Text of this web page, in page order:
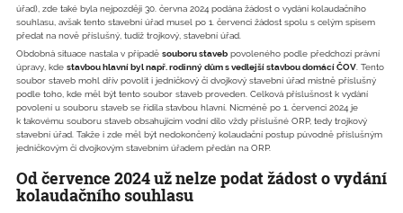
úřad), zde také byla nejpozději 30. června 2024 podána žádost o vydání kolaudačního
souhlasu, avšak tento stavební úřad musel po 1. červenci žádost spolu s celým spisem
předat na nově příslušný, tudíž trojkový, stavební úřad.
Obdobná situace nastala v případě souboru staveb povoleného podle předchozí právní
úpravy, kde stavbou hlavní byl např. rodinný dům s vedlejší stavbou domácí ČOV . Tento
soubor staveb mohl dřív povolit i jedničkový či dvojkový stavební úřad místně příslušný
podle toho, kde měl být tento soubor staveb proveden. Celková příslušnost k vydání
povolení u souboru staveb se řídila stavbou hlavní. Nicméně po 1. červenci 2024 je
k takovému souboru staveb obsahujícím vodní dílo vždy příslušné ORP, tedy trojkový
stavební úřad. Takže i zde měl být nedokončený kolaudační postup původně příslušným
jedničkovým či dvojkovým stavebním úřadem předán na ORP.
Od července 2024 už nelze podat žádost o vydání
kolaudačního souhlasu